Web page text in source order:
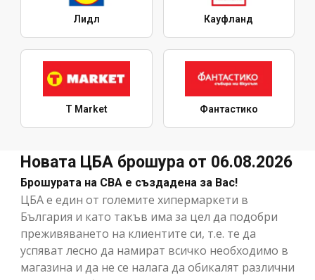
Лидл Кауфланд
T Market Фантастико
Новата ЦБА брошура от 06.08.2026
Брошурата на CBA е създадена за Вас!
ЦБА е един от големите хипермаркети в
България и като такъв има за цел да подобри
преживяването на клиентите си, т.е. те да
успяват лесно да намират всичко необходимо в
магазина и да не се налага да обикалят различни